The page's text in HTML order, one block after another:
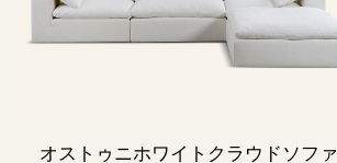
オストゥニホワイトクラウドソファ